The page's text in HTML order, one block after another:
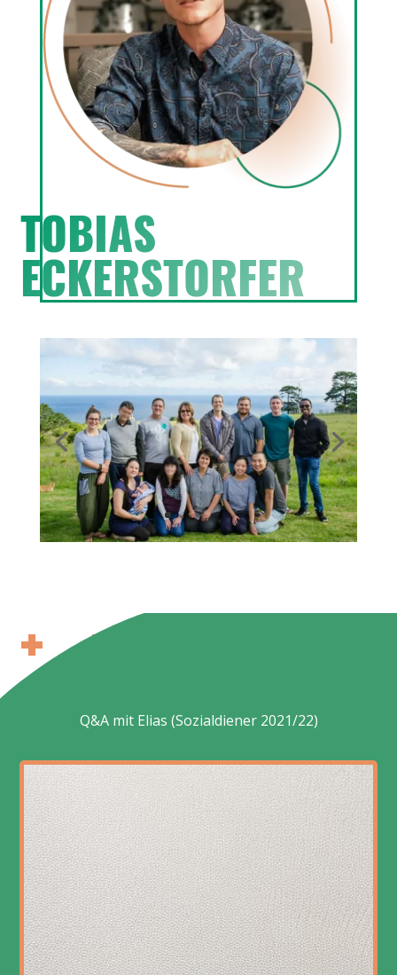
TOBIAS
ECKERSTORFER
Q&A mit Elias (Sozialdiener 2021/22)